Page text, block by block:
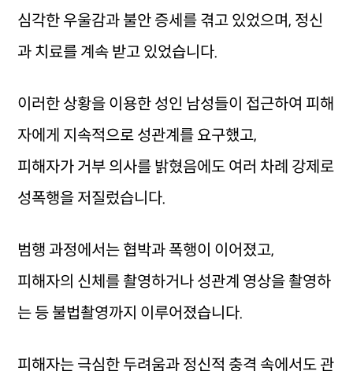
심각한 우울감과 불안 증세를 겪고 있었으며, 정신
과 치료를 계속 받고 있었습니다.
이러한 상황을 이용한 성인 남성들이 접근하여 피해
자에게 지속적으로 성관계를 요구했고,
피해자가 거부 의사를 밝혔음에도 여러 차례 강제로
성폭행을 저질렀습니다.
범행 과정에서는 협박과 폭행이 이어졌고,
피해자의 신체를 촬영하거나 성관계 영상을 촬영하
는 등 불법촬영까지 이루어졌습니다.
피해자는 극심한 두려움과 정신적 충격 속에서도 관